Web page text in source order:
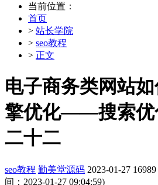
当前位置：
首页
> 站长学院
> seo教程
> 正文
电子商务类网站如
擎优化——搜索优
二十二
seo教程 勤美堂源码 2023-01-27 16989
间：2023-01-27 09:04:59)